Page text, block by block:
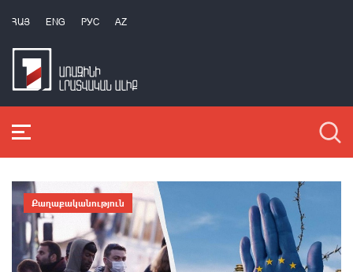
ՀԱՅ ENG РУС AZ
Քաղաքականություն